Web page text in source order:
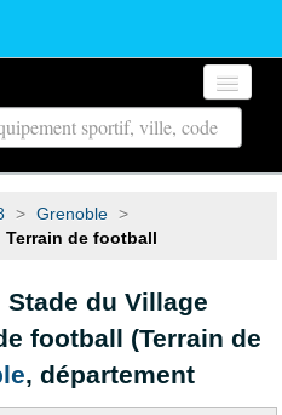
> Grenoble >
Terrain de football
du Village
football (Terrain de
, département